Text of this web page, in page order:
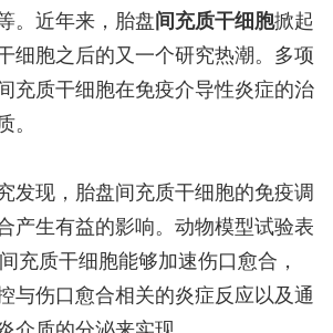
。近年来，胎盘间充质干细胞掀起
细胞之后的又一个研究热潮。多项
充质干细胞在免疫介导性炎症的治
。
发现，胎盘间充质干细胞的免疫调
产生有益的影响。动物模型试验表
充质干细胞能够加速伤口愈合，
与伤口愈合相关的炎症反应以及通